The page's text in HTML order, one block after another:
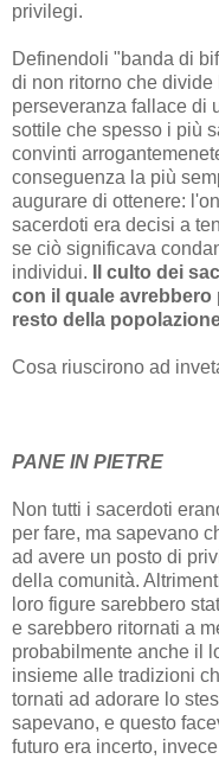
privilegi.
Definendoli "banda di
di non ritorno che
perseveranza fallace di
sottile che spesso i più
convinti
conseguenza la più
augurare di ottenere:
sacerdoti era decisi a
se ciò significava
individui. Il culto dei
con il quale avrebbero
resto della
Cosa riuscirono ad
PANE IN PIETRE
Non tutti i sacerdoti
per fare, ma sapevano
ad avere un posto di
della comunità.
loro figure sarebbero
e sarebbero ritornati a
probabilmente anche il
insieme alle tradizioni
tornati ad adorare lo
sapevano, e questo
futuro era incerto,